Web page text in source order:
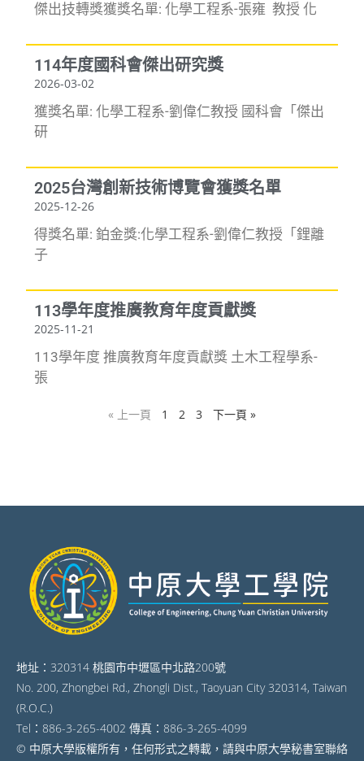
傑出技轉獎獲獎名單: 化學工程系-張雍 教授 化
114年度國科會傑出研究獎
2026-03-02
獲獎名單: 化學工程系-劉偉仁教授 國科會「傑出
研
2025台灣創新技術博覽會獲獎名單
2025-12-26
得獎名單: 鉑金獎:化學工程系-劉偉仁教授「鋰離
子
113學年度推廣教育年度貢獻獎
2025-11-21
113學年度 推廣教育年度貢獻獎 土木工程學系-
張
« 上一頁 1 2 3 下一頁 »
地址：320314 桃園市中壢區中北路200號
No. 200, Zhongbei Rd., Zhongli Dist., Taoyuan City 320314, Taiwan
(R.O.C.)
Tel：886-3-265-4002 傳真：886-3-265-4099
© 中原大學版權所有，任何形式之轉載，請與中原大學秘書室聯絡